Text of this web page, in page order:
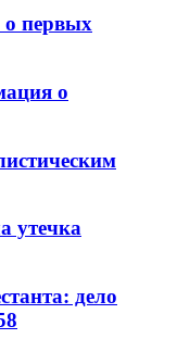
о первых
о
утечка
дело